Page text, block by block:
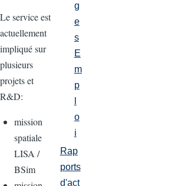
Le service est
actuellement
impliqué sur
plusieurs
projets et
R&D:
mission
spatiale
LISA /
BSim
g
e
s
E
m
p
o
i
Rap
ports
d'act